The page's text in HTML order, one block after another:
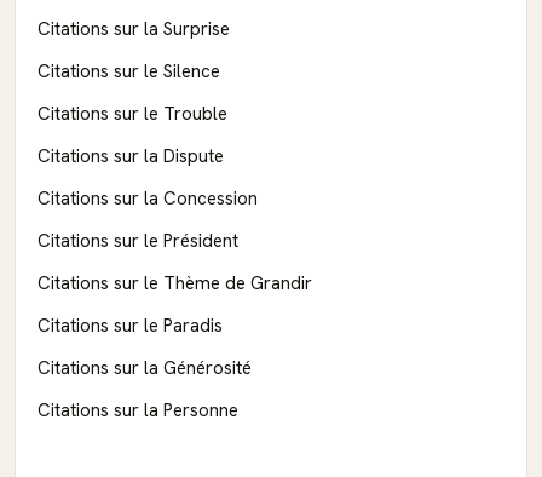
Citations sur la Surprise
Citations sur le Silence
Citations sur le Trouble
Citations sur la Dispute
Citations sur la Concession
Citations sur le Président
Citations sur le Thème de Grandir
Citations sur le Paradis
Citations sur la Générosité
Citations sur la Personne